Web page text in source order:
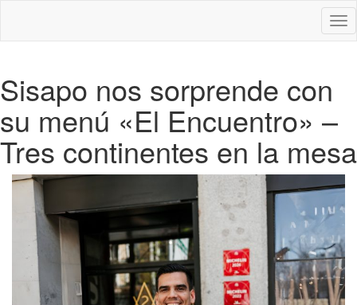
Sisapo nos sorprende con
su menú «El Encuentro» –
Tres continentes en la mesa